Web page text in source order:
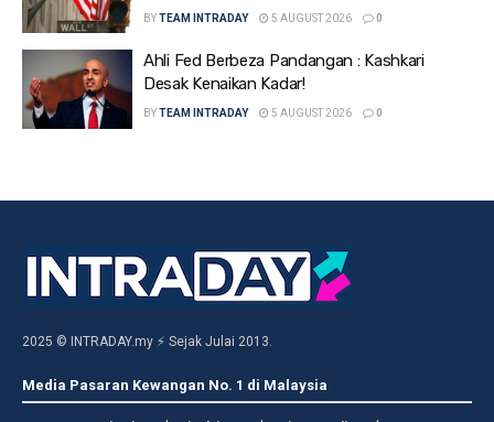
BYTEAM INTRADAY 5 AUGUST 2026 0
Ahli Fed Berbeza Pandangan : Kashkari
Desak Kenaikan Kadar!
BYTEAM INTRADAY 5 AUGUST 2026 0
2025 © INTRADAY.my ⚡ Sejak Julai 2013.
Media Pasaran Kewangan No. 1 di Malaysia